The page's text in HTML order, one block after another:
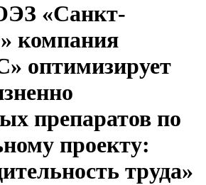
«Санкт-
компания
оптимизирует
препаратов по
проекту:
труда»